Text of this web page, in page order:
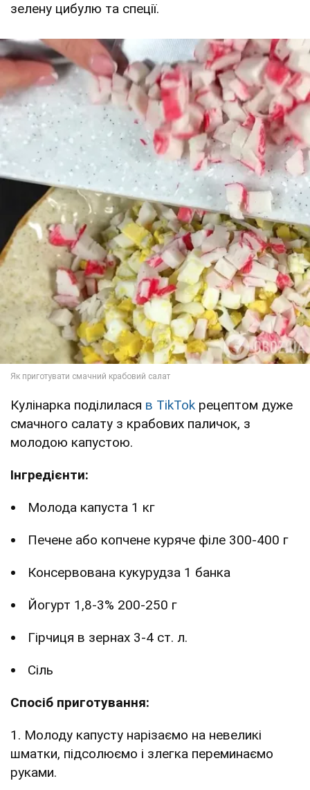
зелену цибулю та спеції.
Кулінарка поділилася в TikTok рецептом дуже
смачного салату з крабових паличок, з
молодою капустою.
Інгредієнти:
Молода капуста 1 кг
Печене або копчене куряче філе 300-400 г
Консервована кукурудза 1 банка
Йогурт 1,8-3% 200-250 г
Гірчиця в зернах 3-4 ст. л.
Сіль
Спосіб приготування:
1. Молоду капусту нарізаємо на невеликі
шматки, підсолюємо і злегка переминаємо
руками.